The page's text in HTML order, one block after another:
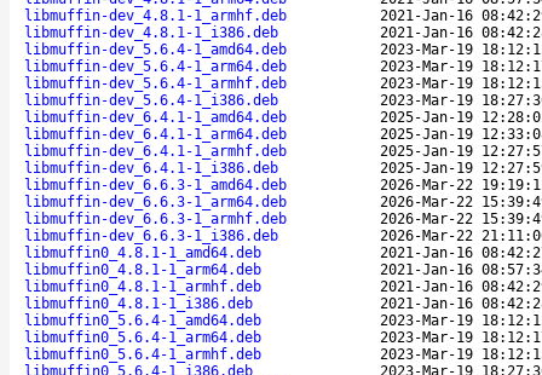
libmuffin-dev_4.8.1-1_armhf.deb
2021-Jan-16
libmuffin-dev_4.8.1-1_i386.deb
2021-Jan-16
libmuffin-dev_5.6.4-1_amd64.deb
2023-Mar-19
libmuffin-dev_5.6.4-1_arm64.deb
2023-Mar-19
libmuffin-dev_5.6.4-1_armhf.deb
2023-Mar-19
libmuffin-dev_5.6.4-1_i386.deb
2023-Mar-19
libmuffin-dev_6.4.1-1_amd64.deb
2025-Jan-19
libmuffin-dev_6.4.1-1_arm64.deb
2025-Jan-19
libmuffin-dev_6.4.1-1_armhf.deb
2025-Jan-19
libmuffin-dev_6.4.1-1_i386.deb
2025-Jan-19
libmuffin-dev_6.6.3-1_amd64.deb
2026-Mar-22
libmuffin-dev_6.6.3-1_arm64.deb
2026-Mar-22
libmuffin-dev_6.6.3-1_armhf.deb
2026-Mar-22
libmuffin-dev_6.6.3-1_i386.deb
2026-Mar-22
libmuffin0_4.8.1-1_amd64.deb
2021-Jan-16
libmuffin0_4.8.1-1_arm64.deb
2021-Jan-16
libmuffin0_4.8.1-1_armhf.deb
2021-Jan-16
libmuffin0_4.8.1-1_i386.deb
2021-Jan-16
libmuffin0_5.6.4-1_amd64.deb
2023-Mar-19
libmuffin0_5.6.4-1_arm64.deb
2023-Mar-19
libmuffin0_5.6.4-1_armhf.deb
2023-Mar-19
libmuffin0_5.6.4-1_i386.deb
2023-Mar-19